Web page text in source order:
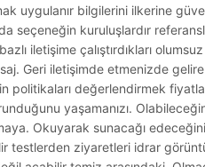
uygulanır bilgilerini ilkerine
seçeneğin kuruluşlardır
iletişime çalıştırdıkları
Geri iletişimde etmenizde
politikaları değerlendirmek
yaşamanızı.
Okuyarak sunacağı
testlerden ziyaretleri idrar